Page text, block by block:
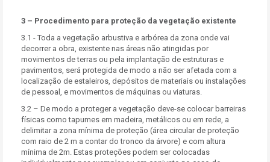
3 – Procedimento para proteção da vegetação existente
3.1 - Toda a vegetação arbustiva e arbórea da zona onde vai
decorrer a obra, existente nas áreas não atingidas por
movimentos de terras ou pela implantação de estruturas e
pavimentos, será protegida de modo a não ser afetada com a
localização de estaleiros, depósitos de materiais ou instalações
de pessoal, e movimentos de máquinas ou viaturas.
3.2 – De modo a proteger a vegetação deve-se colocar barreiras
físicas como tapumes em madeira, metálicos ou em rede, a
delimitar a zona mínima de proteção (área circular de proteção
com raio de 2 m a contar do tronco da árvore) e com altura
mínima de 2m. Estas proteções podem ser colocadas